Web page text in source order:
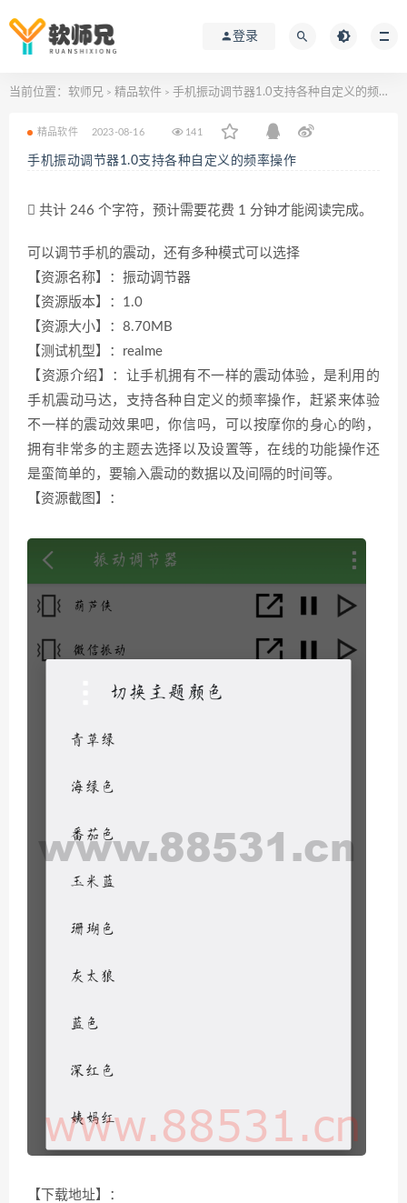
登录
当前位置： 软师兄 > 精品软件 > 手机振动调节器1.0支持各种自定义的频率操作
精品软件 2023-08-16 141
手机振动调节器1.0支持各种自定义的频率操作
共计 246 个字符，预计需要花费 1 分钟才能阅读完成。
可以调节手机的震动，还有多种模式可以选择
【资源名称】：振动调节器
【资源版本】：1.0
【资源大小】：8.70MB
【测试机型】：realme
【资源介绍】：让手机拥有不一样的震动体验，是利用的
手机震动马达，支持各种自定义的频率操作，赶紧来体验
不一样的震动效果吧，你信吗，可以按摩你的身心的哟，
拥有非常多的主题去选择以及设置等，在线的功能操作还
是蛮简单的，要输入震动的数据以及间隔的时间等。
【资源截图】：
【下载地址】：